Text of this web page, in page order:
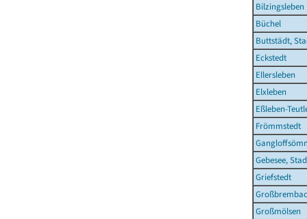
Bilzingsleben
Büchel
Buttstädt,
Eckstedt
Ellersleben
Elxleben
Eßleben-
Frömmstedt
Gebesee,
Griefstedt
Großmölsen